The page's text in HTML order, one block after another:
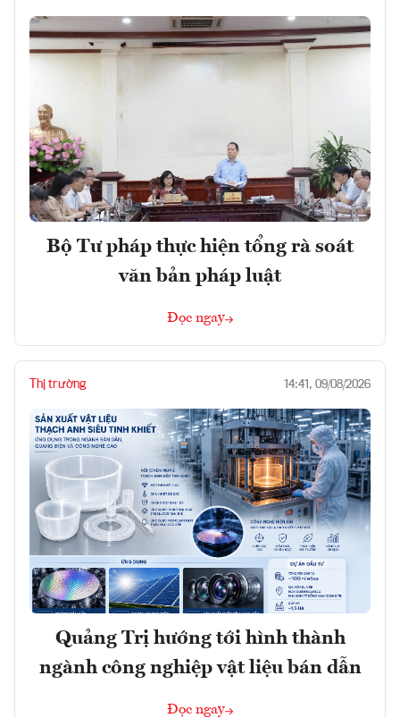
Bộ Tư pháp thực hiện tổng rà soát
văn bản pháp luật
Đọc ngay
Thị trường 14:41, 09/08/2026
Quảng Trị hướng tới hình thành
ngành công nghiệp vật liệu bán dẫn
Đọc ngay